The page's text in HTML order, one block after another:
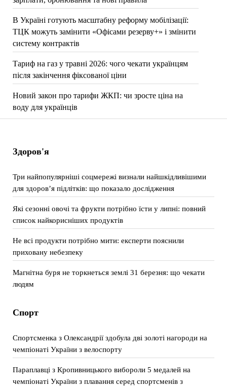
В Україні готують масштабну реформу мобілізації:
ТЦК можуть замінити «Офісами резерву+» і змінити
систему контрактів
Тариф на газ у травні 2026: чого чекати українцям
після закінчення фіксованої ціни
Новий закон про тарифи ЖКП: чи зросте ціна на
воду для українців
Здоров'я
Три найпопулярніші соцмережі визнали найшкідливішими
для здоров’я підлітків: що показало дослідження
Які сезонні овочі та фрукти потрібно їсти у липні: повний
список найкорисніших продуктів
Не всі продукти потрібно мити: експерти пояснили
приховану небезпеку
Магнітна буря не торкнеться землі 31 березня: що чекати
людям
Спорт
Спортсменка з Олександрії здобула дві золоті нагороди на
чемпіонаті України з велоспорту
Параплавці з Кропивницького вибороли 5 медалей на
чемпіонаті України з плавання серед спортсменів з